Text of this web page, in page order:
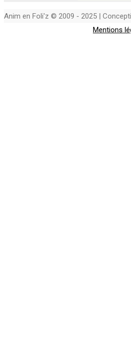
Anim en Foli'z © 2009 - 2025 |
Mentions